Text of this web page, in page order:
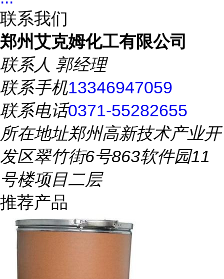
联系我们
郑州艾克姆化工有限公司
联系人 郭经理
联系手机13346947059
联系电话0371-55282655
所在地址郑州高新技术产业开
发区翠竹街6号863软件园11
号楼项目二层
推荐产品